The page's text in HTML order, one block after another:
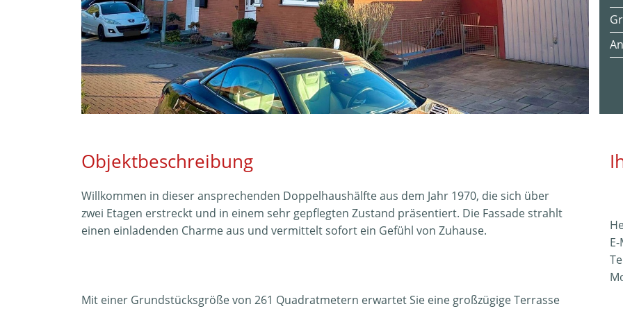
Objektbeschreibung
Willkommen in dieser ansprechenden Doppelhaushälfte aus dem Jahr 1970, die sich über
zwei Etagen erstreckt und in einem sehr gepflegten Zustand präsentiert. Die Fassade strahlt
einen einladenden Charme aus und vermittelt sofort ein Gefühl von Zuhause.
Mit einer Grundstücksgröße von 261 Quadratmetern erwartet Sie eine großzügige Terrasse